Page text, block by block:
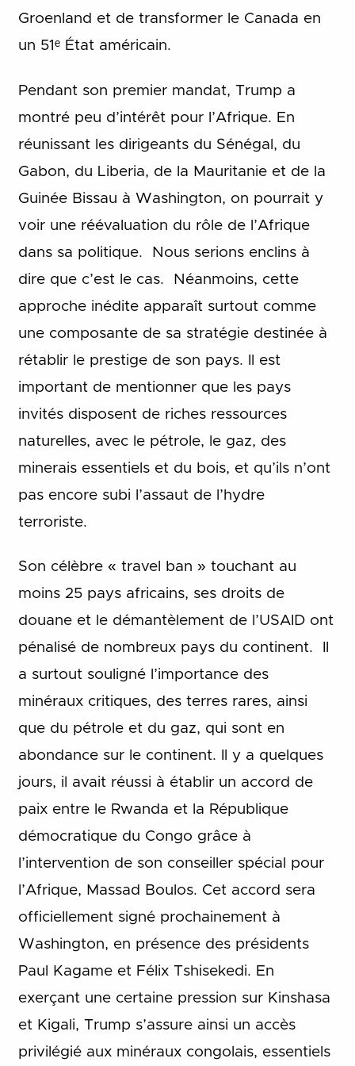
Groenland et de transformer le Canada en
un 51ᵉ État américain.
Pendant son premier mandat, Trump a
montré peu d’intérêt pour l’Afrique. En
réunissant les dirigeants du Sénégal, du
Gabon, du Liberia, de la Mauritanie et de la
Guinée Bissau à Washington, on pourrait y
voir une réévaluation du rôle de l’Afrique
dans sa politique. Nous serions enclins à
dire que c’est le cas. Néanmoins, cette
approche inédite apparaît surtout comme
une composante de sa stratégie destinée à
rétablir le prestige de son pays. Il est
important de mentionner que les pays
invités disposent de riches ressources
naturelles, avec le pétrole, le gaz, des
minerais essentiels et du bois, et qu’ils n’ont
pas encore subi l’assaut de l’hydre
terroriste.
Son célèbre « travel ban » touchant au
moins 25 pays africains, ses droits de
douane et le démantèlement de l’USAID ont
pénalisé de nombreux pays du continent. Il
a surtout souligné l’importance des
minéraux critiques, des terres rares, ainsi
que du pétrole et du gaz, qui sont en
abondance sur le continent. Il y a quelques
jours, il avait réussi à établir un accord de
paix entre le Rwanda et la République
démocratique du Congo grâce à
l’intervention de son conseiller spécial pour
l’Afrique, Massad Boulos. Cet accord sera
officiellement signé prochainement à
Washington, en présence des présidents
Paul Kagame et Félix Tshisekedi. En
exerçant une certaine pression sur Kinshasa
et Kigali, Trump s’assure ainsi un accès
privilégié aux minéraux congolais, essentiels